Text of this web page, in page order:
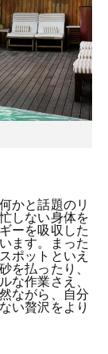
かと話題のリ
しない身体を
ーを吸収した
ます。まった
ポットといえ
を払ったり、
な作業さえ、
ながら、自分
い贅沢をより